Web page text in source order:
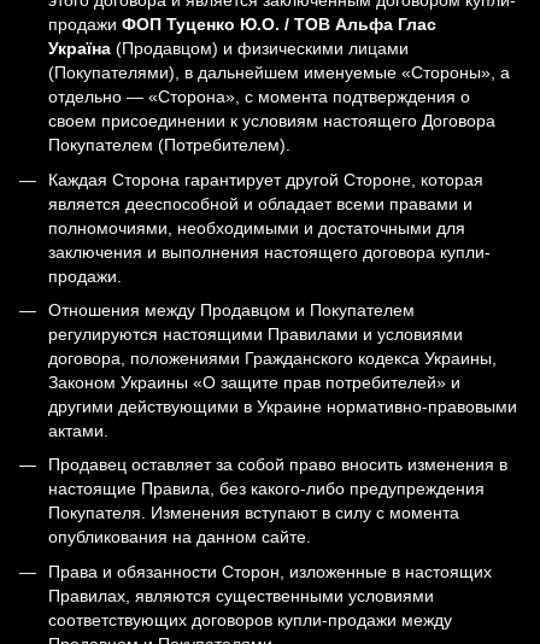
продажи ФОП Туценко Ю.О. / ТОВ Альфа Глас
Україна (Продавцом) и физическими лицами
(Покупателями), в дальнейшем именуемые «Стороны», а
отдельно — «Сторона», с момента подтверждения о
своем присоединении к условиям настоящего Договора
Покупателем (Потребителем).
Каждая Сторона гарантирует другой Стороне, которая
является дееспособной и обладает всеми правами и
полномочиями, необходимыми и достаточными для
заключения и выполнения настоящего договора купли-
продажи.
Отношения между Продавцом и Покупателем
регулируются настоящими Правилами и условиями
договора, положениями Гражданского кодекса Украины,
Законом Украины «О защите прав потребителей» и
другими действующими в Украине нормативно-правовыми
актами.
Продавец оставляет за собой право вносить изменения в
настоящие Правила, без какого-либо предупреждения
Покупателя. Изменения вступают в силу с момента
опубликования на данном сайте.
Права и обязанности Сторон, изложенные в настоящих
Правилах, являются существенными условиями
соответствующих договоров купли-продажи между